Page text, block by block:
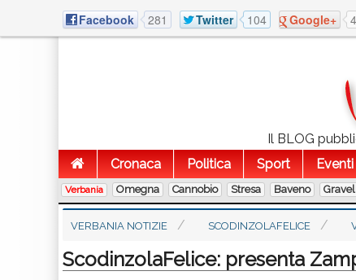
Facebook 281 Twitter 104 Google+
Il BLOG
Cronaca
Politica Sport Eventi
Verbania Omegna Cannobio Stresa Baveno
VERBANIA NOTIZIE SCODINZOLAFELICE
ScodinzolaFelice: presenta